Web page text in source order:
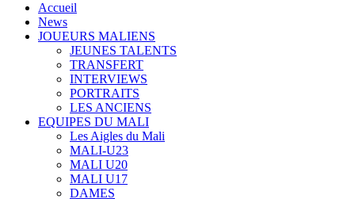
Accueil
News
JOUEURS MALIENS
JEUNES TALENTS
TRANSFERT
INTERVIEWS
PORTRAITS
LES ANCIENS
EQUIPES DU MALI
Les Aigles du Mali
MALI-U23
MALI U20
MALI U17
DAMES